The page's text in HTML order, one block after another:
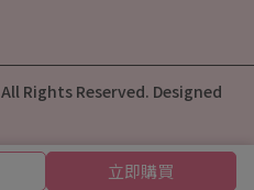
加入購物車
立即購買
All Rights Reserved. Designed